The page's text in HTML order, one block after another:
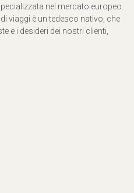
nel mercato europeo.
viaggi è un tedesco nativo, che
e i desideri dei nostri clienti,